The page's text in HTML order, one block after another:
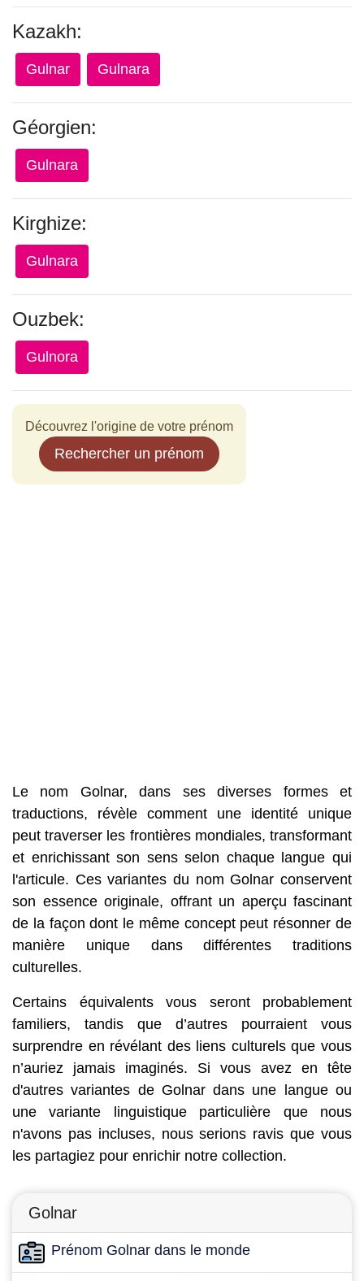
Kazakh:
Gulnar Gulnara
Géorgien:
Gulnara
Kirghize:
Gulnara
Ouzbek:
Gulnora
Découvrez l'origine de votre prénom
Rechercher un prénom
Le nom Golnar, dans ses diverses formes et
traductions, révèle comment une identité unique
peut traverser les frontières mondiales, transformant
et enrichissant son sens selon chaque langue qui
l'articule. Ces variantes du nom Golnar conservent
son essence originale, offrant un aperçu fascinant
de la façon dont le même concept peut résonner de
manière unique dans différentes traditions
culturelles.
Certains équivalents vous seront probablement
familiers, tandis que d’autres pourraient vous
surprendre en révélant des liens culturels que vous
n’auriez jamais imaginés. Si vous avez en tête
d'autres variantes de Golnar dans une langue ou
une variante linguistique particulière que nous
n'avons pas incluses, nous serions ravis que vous
les partagiez pour enrichir notre collection.
Golnar
Prénom Golnar dans le monde